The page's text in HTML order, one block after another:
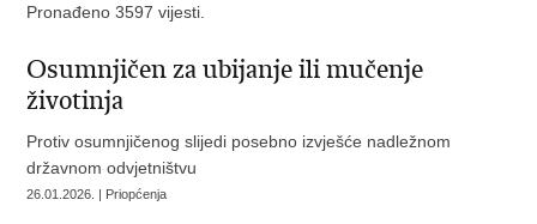
Pronađeno 3597 vijesti.
Osumnjičen za ubijanje ili mučenje
životinja
Protiv osumnjičenog slijedi posebno izvješće nadležnom
državnom odvjetništvu
26.01.2026. | Priopćenja